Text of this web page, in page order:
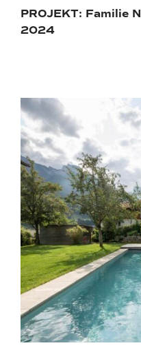
PROJEKT: Familie N
2024